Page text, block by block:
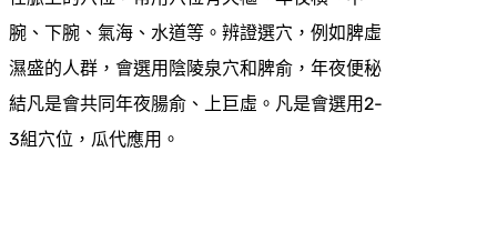
腕、下腕、氣海、水道等。辨證選穴，例如脾虛
濕盛的人群，會選用陰陵泉穴和脾俞，年夜便秘
結凡是會共同年夜腸俞、上巨虛。凡是會選用2-
3組穴位，瓜代應用。